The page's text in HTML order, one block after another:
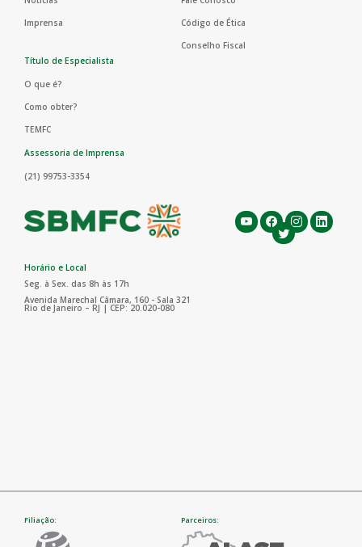
Imprensa
Código de Ética
Conselho Fiscal
Título de Especialista
O que é?
Como obter?
TEMFC
Assessoria de Imprensa
(21) 99753-3354
Horário e Local
Seg. à Sex. das 8h às 17h
Avenida Marechal Câmara, 160 - Sala 321
Rio de Janeiro – RJ | CEP: 20.020-080
Filiação: Parceiros: